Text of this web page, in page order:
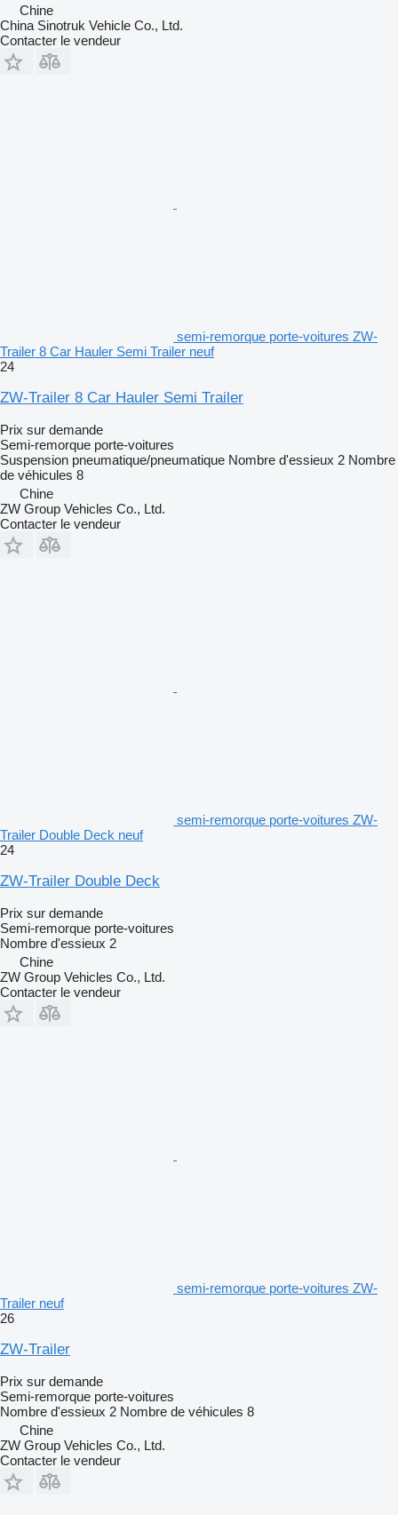
Chine
China Sinotruk Vehicle Co., Ltd.
Contacter le vendeur
semi-remorque porte-voitures ZW-
Trailer 8 Car Hauler Semi Trailer neuf
24
ZW-Trailer 8 Car Hauler Semi Trailer
Prix sur demande
Semi-remorque porte-voitures
Suspension pneumatique/pneumatique Nombre d'essieux 2 Nombre
de véhicules 8
Chine
ZW Group Vehicles Co., Ltd.
Contacter le vendeur
semi-remorque porte-voitures ZW-
Trailer Double Deck neuf
24
ZW-Trailer Double Deck
Prix sur demande
Semi-remorque porte-voitures
Nombre d'essieux 2
Chine
ZW Group Vehicles Co., Ltd.
Contacter le vendeur
semi-remorque porte-voitures ZW-
Trailer neuf
26
ZW-Trailer
Prix sur demande
Semi-remorque porte-voitures
Nombre d'essieux 2 Nombre de véhicules 8
Chine
ZW Group Vehicles Co., Ltd.
Contacter le vendeur